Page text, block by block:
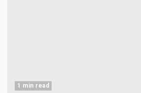
1 min read